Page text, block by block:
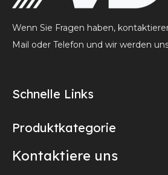
Wenn Sie Fragen haben,
Mail oder Telefon und wir werden
Schnelle Links
Produktkategorie
Kontaktiere uns